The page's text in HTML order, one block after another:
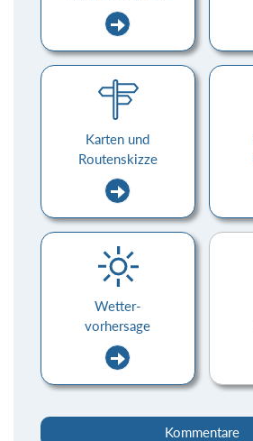
Karten und
Routenskizze
Wetter-
vorhersage
Kommentare